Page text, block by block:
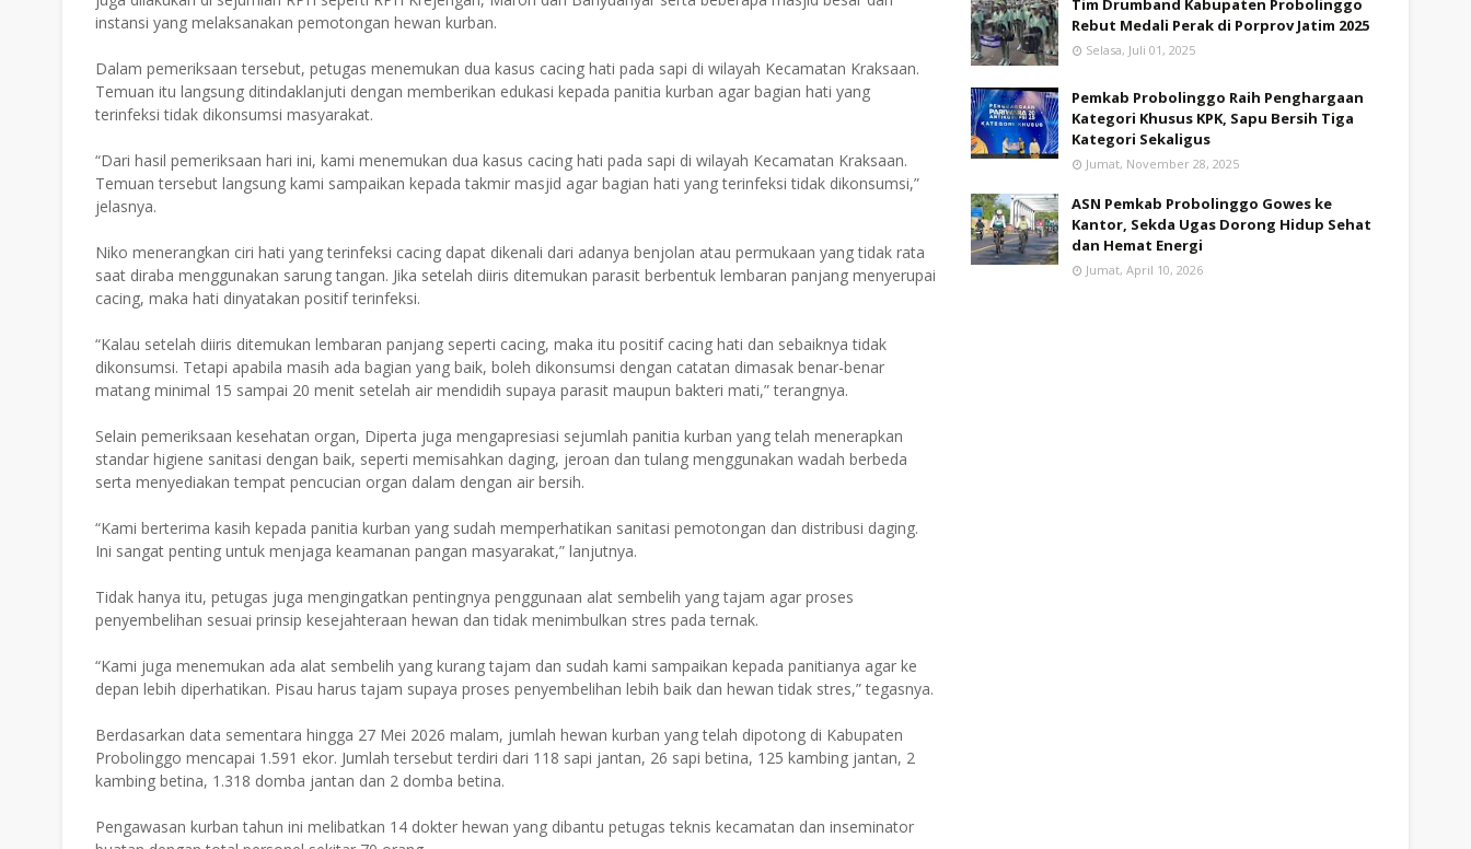
instansi yang melaksanakan pemotongan hewan kurban.
Dalam pemeriksaan tersebut, petugas menemukan dua kasus cacing hati pada sapi di wilayah Kecamatan Kraksaan.
Temuan itu langsung ditindaklanjuti dengan memberikan edukasi kepada panitia kurban agar bagian hati yang
terinfeksi tidak dikonsumsi masyarakat.
“Dari hasil pemeriksaan hari ini, kami menemukan dua kasus cacing hati pada sapi di wilayah Kecamatan Kraksaan.
Temuan tersebut langsung kami sampaikan kepada takmir masjid agar bagian hati yang terinfeksi tidak dikonsumsi,”
jelasnya.
Niko menerangkan ciri hati yang terinfeksi cacing dapat dikenali dari adanya benjolan atau permukaan yang tidak rata
saat diraba menggunakan sarung tangan. Jika setelah diiris ditemukan parasit berbentuk lembaran panjang menyerupai
cacing, maka hati dinyatakan positif terinfeksi.
“Kalau setelah diiris ditemukan lembaran panjang seperti cacing, maka itu positif cacing hati dan sebaiknya tidak
dikonsumsi. Tetapi apabila masih ada bagian yang baik, boleh dikonsumsi dengan catatan dimasak benar-benar
matang minimal 15 sampai 20 menit setelah air mendidih supaya parasit maupun bakteri mati,” terangnya.
Selain pemeriksaan kesehatan organ, Diperta juga mengapresiasi sejumlah panitia kurban yang telah menerapkan
standar higiene sanitasi dengan baik, seperti memisahkan daging, jeroan dan tulang menggunakan wadah berbeda
serta menyediakan tempat pencucian organ dalam dengan air bersih.
“Kami berterima kasih kepada panitia kurban yang sudah memperhatikan sanitasi pemotongan dan distribusi daging.
Ini sangat penting untuk menjaga keamanan pangan masyarakat,” lanjutnya.
Tidak hanya itu, petugas juga mengingatkan pentingnya penggunaan alat sembelih yang tajam agar proses
penyembelihan sesuai prinsip kesejahteraan hewan dan tidak menimbulkan stres pada ternak.
“Kami juga menemukan ada alat sembelih yang kurang tajam dan sudah kami sampaikan kepada panitianya agar ke
depan lebih diperhatikan. Pisau harus tajam supaya proses penyembelihan lebih baik dan hewan tidak stres,” tegasnya.
Berdasarkan data sementara hingga 27 Mei 2026 malam, jumlah hewan kurban yang telah dipotong di Kabupaten
Probolinggo mencapai 1.591 ekor. Jumlah tersebut terdiri dari 118 sapi jantan, 26 sapi betina, 125 kambing jantan, 2
kambing betina, 1.318 domba jantan dan 2 domba betina.
Pengawasan kurban tahun ini melibatkan 14 dokter hewan yang dibantu petugas teknis kecamatan dan inseminator
Tim Drumband Kabupaten Probolinggo
Rebut Medali Perak di Porprov Jatim 2025
Selasa, Juli 01, 2025
Pemkab Probolinggo Raih Penghargaan
Kategori Khusus KPK, Sapu Bersih Tiga
Kategori Sekaligus
Jumat, November 28, 2025
ASN Pemkab Probolinggo Gowes ke
Kantor, Sekda Ugas Dorong Hidup Sehat
dan Hemat Energi
Jumat, April 10, 2026